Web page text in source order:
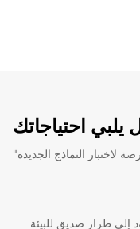
يلبي احتياجاتك
لاختبار النماذج الجديدة
إلى طراز صديق للبيئة